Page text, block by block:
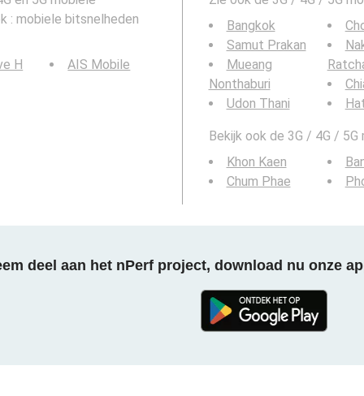
: mobiele bitsnelheden
H AIS Mobile
Bangkok
Samut Prakan
Mueang
Nonthaburi
Udon Thani
Bekijk ook de 3G / 4G /
Khon Kaen
Chum Phae
deel aan het nPerf project, download nu onze